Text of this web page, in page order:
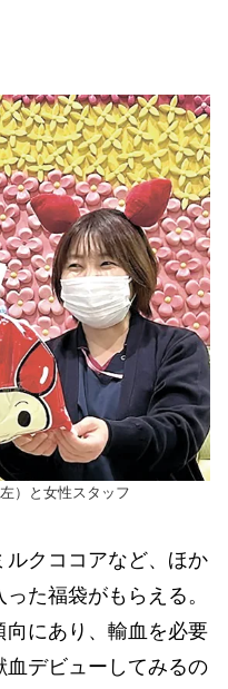
）と女性スタッフ
クココアなど、ほか
た福袋がもらえる。
にあり、輸血を必要
血デビューしてみるの